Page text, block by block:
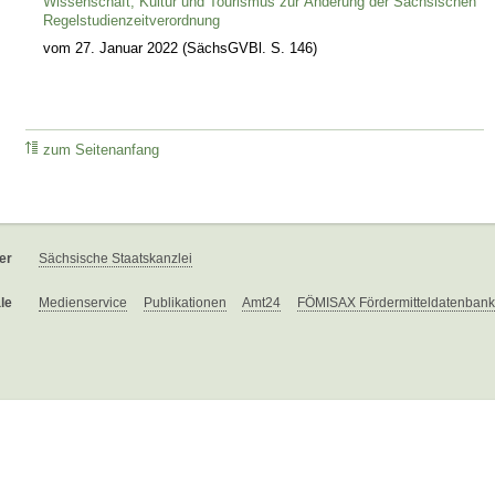
Regelstudienzeitverordnung
vom 27. Januar 2022 (SächsGVBl. S. 146)
zum Seitenanfang
Sächsische Staatskanzlei
Medienservice Publikationen Amt24 FÖMISAX Fördermitteldatenbank